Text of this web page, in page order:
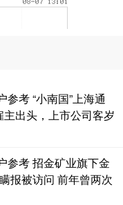
+0.12%
考 “小南国”上海通
出头，上市公司客岁
参考 招金矿业旗下金
报被访问 前年曾两次